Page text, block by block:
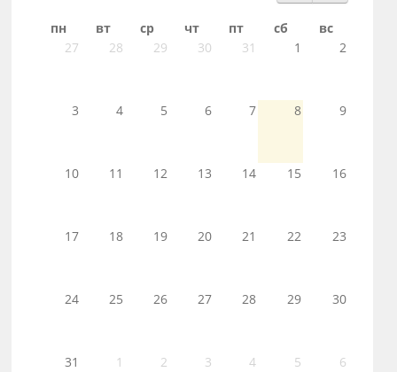
пн вт ср чт пт сб
вс
27
28 29 30 31 1 2
3 4 5 6 7 8 9
10 11 12 13 14 15 16
17 18 19 20 21 22 23
24 25 26 27 28 29 30
31 1 2 3 4 5 6